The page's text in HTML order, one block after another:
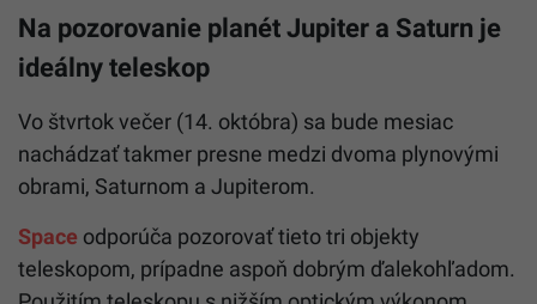
Na pozorovanie planét Jupiter a Saturn je
ideálny teleskop
Vo štvrtok večer (14. októbra) sa bude mesiac
nachádzať takmer presne medzi dvoma plynovými
obrami, Saturnom a Jupiterom.
Space odporúča pozorovať tieto tri objekty
teleskopom, prípadne aspoň dobrým ďalekohľadom.